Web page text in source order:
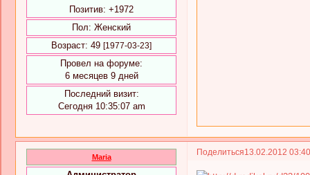
Позитив: +1972
Пол: Женский
Возраст: 49 [1977-03-23]
Провел на форуме:
6 месяцев 9 дней
Последний визит:
Сегодня 10:35:07 am
Поделиться13.02.2012
Maria